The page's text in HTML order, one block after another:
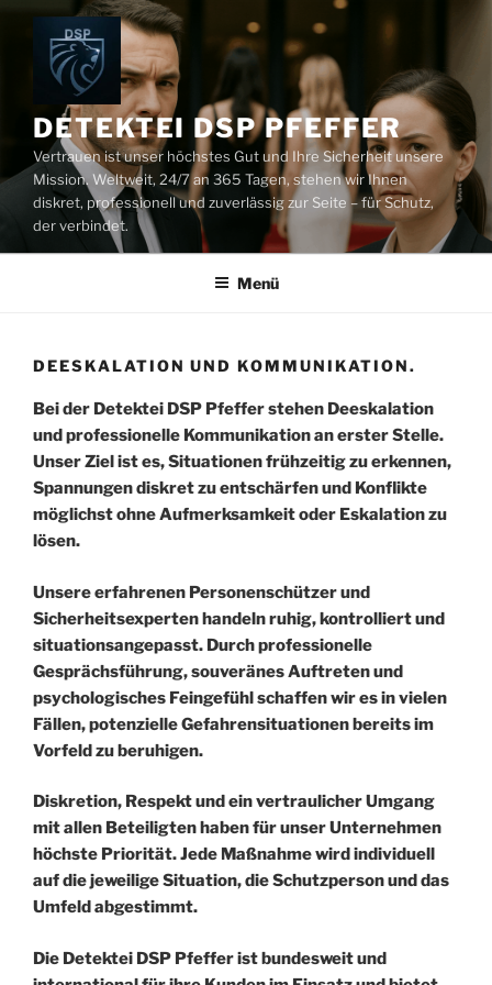
springen
DETEKTEI DSP PFEFFER
Vertrauen ist unser höchstes Gut und Ihre Sicherheit unsere
Mission. Weltweit, 24/7 an 365 Tagen, stehen wir Ihnen
diskret, professionell und zuverlässig zur Seite – für Schutz,
der verbindet.
Menü
DEESKALATION UND KOMMUNIKATION.
Bei der Detektei DSP Pfeffer stehen Deeskalation
und professionelle Kommunikation an erster Stelle.
Unser Ziel ist es, Situationen frühzeitig zu erkennen,
Spannungen diskret zu entschärfen und Konflikte
möglichst ohne Aufmerksamkeit oder Eskalation zu
lösen.
Unsere erfahrenen Personenschützer und
Sicherheitsexperten handeln ruhig, kontrolliert und
situationsangepasst. Durch professionelle
Gesprächsführung, souveränes Auftreten und
psychologisches Feingefühl schaffen wir es in vielen
Fällen, potenzielle Gefahrensituationen bereits im
Vorfeld zu beruhigen.
Diskretion, Respekt und ein vertraulicher Umgang
mit allen Beteiligten haben für unser Unternehmen
höchste Priorität. Jede Maßnahme wird individuell
auf die jeweilige Situation, die Schutzperson und das
Umfeld abgestimmt.
Die Detektei DSP Pfeffer ist bundesweit und